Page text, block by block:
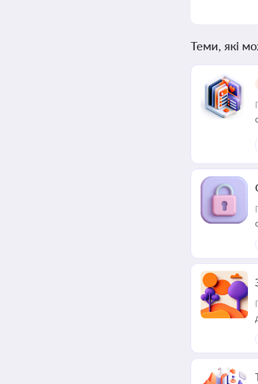
Теми, які